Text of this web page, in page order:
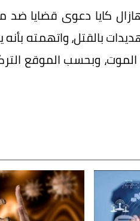
كايا دعوى قضايا
بالقتل، واتهمته